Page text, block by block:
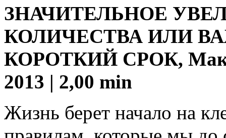
ЗНАЧИТЕЛЬНОЕ
КОЛИЧЕСТВА ИЛИ
КОРОТКИЙ СРОК, Макс
2013 | 2,00 min
Жизнь берет начало на